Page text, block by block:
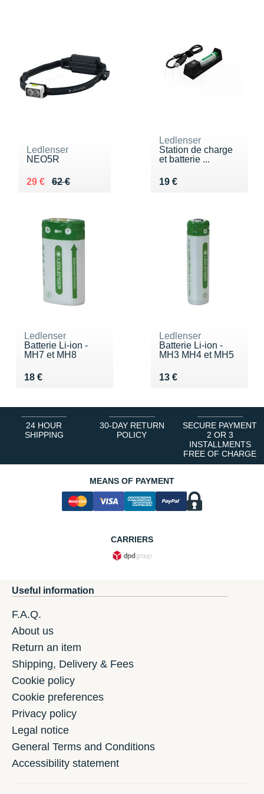
Ledlenser
NEO5R
62 €
Au lieu de 62 €
29 €
Vendu 29 €
Ledlenser
Station de charge
et batterie ...
19 €
Vendu 19 €
Ledlenser
Batterie Li-ion -
MH7 et MH8
18 €
Vendu 18 €
Ledlenser
Batterie Li-ion -
MH3 MH4 et MH5
13 €
Vendu 13 €
24 HOUR
SHIPPING
30-DAY RETURN
POLICY
SECURE PAYMENT
2 OR 3
INSTALLMENTS
FREE OF CHARGE
MEANS OF PAYMENT
CARRIERS
Useful information
F.A.Q.
About us
Return an item
Shipping, Delivery & Fees
Cookie policy
Cookie preferences
Privacy policy
Legal notice
General Terms and Conditions
Accessibility statement